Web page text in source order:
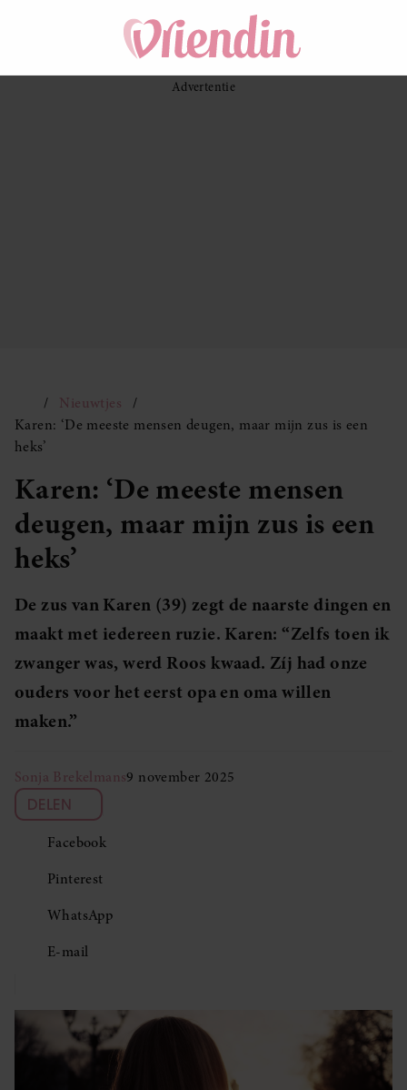
Nieuwtjes
Karen: ‘De meeste mensen deugen, maar mijn zus is een
heks’
Karen: ‘De meeste mensen
deugen, maar mijn zus is een
heks’
De zus van Karen (39) zegt de naarste dingen en
maakt met iedereen ruzie. Karen: “Zelfs toen ik
zwanger was, werd Roos kwaad. Zíj had onze
ouders voor het eerst opa en oma willen
maken.”
Sonja Brekelmans9 november 2025
DELEN
Facebook
Pinterest
WhatsApp
E-mail